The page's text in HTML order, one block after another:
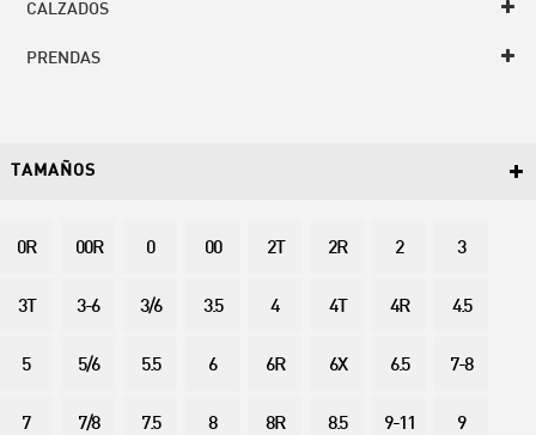
CALZADOS
PRENDAS
TAMAÑOS
0R 00R 0 00 2T 2R 2 3
3T 3-6 3/6 3.5 4 4T 4R 4.5
5 5/6 5.5 6 6R 6X 6.5 7-8
7 7/8 7.5 8 8R 8.5 9-11 9